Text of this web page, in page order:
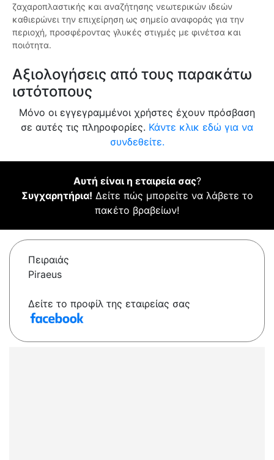
ζαχαροπλαστικής και αναζήτησης νεωτερικών ιδεών
καθιερώνει την επιχείρηση ως σημείο αναφοράς για την
περιοχή, προσφέροντας γλυκές στιγμές με φινέτσα και
ποιότητα.
Αξιολογήσεις από τους παρακάτω
ιστότοπους
Μόνο οι εγγεγραμμένοι χρήστες έχουν πρόσβαση
σε αυτές τις πληροφορίες. Κάντε κλικ εδώ για να
συνδεθείτε.
Αυτή είναι η εταιρεία σας?
Συγχαρητήρια! Δείτε πώς μπορείτε να λάβετε το
πακέτο βραβείων!
Πειραιάς
Piraeus
Δείτε το προφίλ της εταιρείας σας